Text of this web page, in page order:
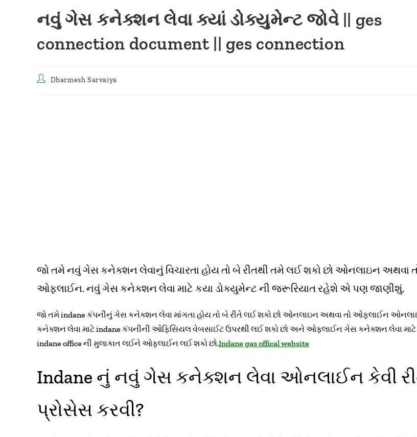
નવું ગેસ કનેક્શન લેવા ક્યાં ડોક્યુમેન્ટ જોવે || ges
connection document || ges connection
PostDharmesh Sarvaiya
જો તમે નવું ગેસ કનેક્શન લેવાનું વિચારતા હોય તો બે રીતથી તમે લઈ શકો છો ઓનલાઇન અથવા
ઓફલાઈન. નવું ગેસ કનેક્શન લેવા માટે કયા ડોક્યુમેન્ટ ની જરૂરિયાત રહેશે એ પણ જાણીશું.
જો તમે indane કંપનીનું ગેસ કનેક્શન લેવા માંગતા હોય તો બે રીતે લઈ શકો છો ઓનલાઇન અથવા તો ઓફલાઈન
કનેક્શન લેવા માટે indane કંપનીની ઓફિસિયલ વેબસાઈટ ઉપરથી લઈ શકો છો અને ઓફલાઈન ગેસ કનેક્શન લેવા માટે
indane office ની મુલાકાત લઈને ઓફલાઈન લઈ શકો છો.Indane gas offical website
Indane નું નવું ગેસ કનેક્શન લેવા ઓનલાઈન કેવી
પ્રોસેસ કરવી?